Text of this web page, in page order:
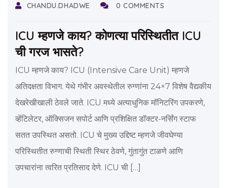
CHANDU.DHADWE 0 COMMENTS
ICU म्हणजे काय? कोणत्या परिस्थितीत ICU
ची गरज भासते?
ICU म्हणजे काय? ICU (Intensive Care Unit) म्हणजे
अतिदक्षता विभाग. येथे गंभीर अवस्थेतील रुग्णांना 24×7 विशेष वैद्यकीय
देखरेखीखाली ठेवले जाते. ICU मध्ये अत्याधुनिक मॉनिटरिंग उपकरणे,
व्हेंटिलेटर, ऑक्सिजन सपोर्ट आणि प्रशिक्षित डॉक्टर-नर्सिंग स्टाफ
सतत उपस्थित असतो. ICU चे मुख्य उद्दिष्ट म्हणजे जीवघेण्या
परिस्थितीत रुग्णाची स्थिती स्थिर ठेवणे, गुंतागुंत टाळणे आणि
उपचारांना त्वरित प्रतिसाद देणे. ICU ची […]